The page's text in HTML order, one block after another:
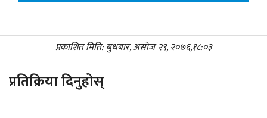
प्रकाशित मिति: बुधबार, असोज २९, २०७६,१८:०३
प्रतिक्रिया दिनुहोस्